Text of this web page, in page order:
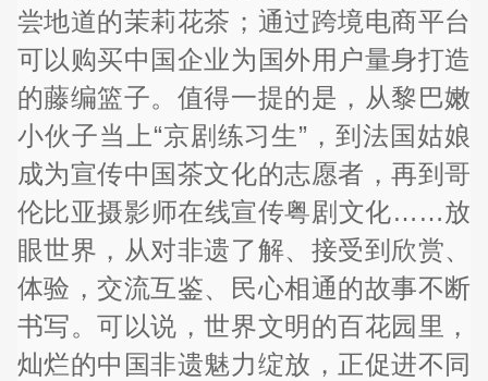
尝地道的茉莉花茶；通过跨境电商平台
可以购买中国企业为国外用户量身打造
的藤编篮子。值得一提的是，从黎巴嫩
小伙子当上“京剧练习生”，到法国姑娘
成为宣传中国茶文化的志愿者，再到哥
伦比亚摄影师在线宣传粤剧文化……放
眼世界，从对非遗了解、接受到欣赏、
体验，交流互鉴、民心相通的故事不断
书写。可以说，世界文明的百花园里，
灿烂的中国非遗魅力绽放，正促进不同